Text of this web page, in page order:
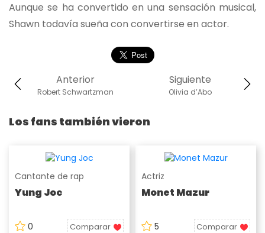
Aunque se ha convertido en una sensación musical,
Shawn todavía sueña con convertirse en actor.
Siguiente
Olivia d’Abo
Anterior
Robert Schwartzman
Los fans también vieron
Cantante de rap
Yung Joc
0 Comparar
Actriz
Monet Mazur
5 Comparar